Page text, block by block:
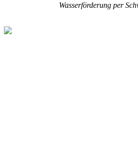
Wasserförderung per